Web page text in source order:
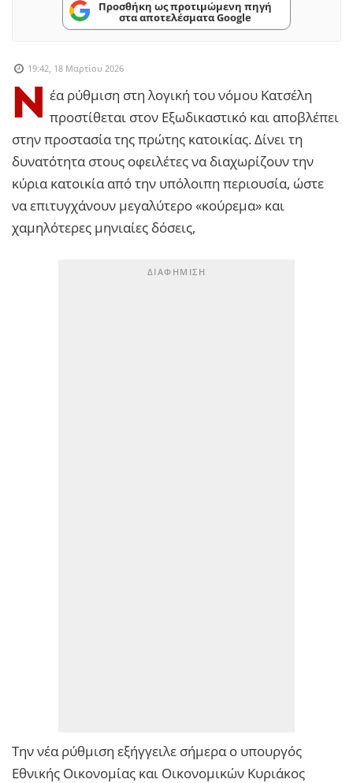
Προσθήκη ως προτιμώμενη πηγή
στα αποτελέσματα Google
19:42, 18 Μαρτίου 2026
Ν
έα ρύθμιση στη λογική του νόμου Κατσέλη
προστίθεται στον Εξωδικαστικό και αποβλέπει
στην προστασία της πρώτης κατοικίας. Δίνει τη
δυνατότητα στους οφειλέτες να διαχωρίζουν την
κύρια κατοικία από την υπόλοιπη περιουσία, ώστε
να επιτυγχάνουν μεγαλύτερο «κούρεμα» και
χαμηλότερες μηνιαίες δόσεις,
Την νέα ρύθμιση εξήγγειλε σήμερα ο υπουργός
Εθνικής Οικονομίας και Οικονομικών Κυριάκος